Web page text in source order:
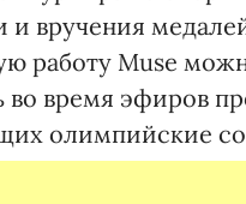
и вручения
работу Muse
во время эфиров
олимпийские